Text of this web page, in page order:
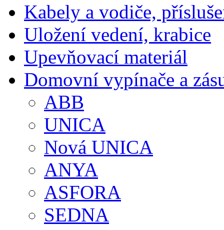
Kabely a vodiče,
Uložení vedení, krabice
Upevňovací materiál
Domovní vypínače a
ABB
UNICA
Nová UNICA
ANYA
ASFORA
SEDNA